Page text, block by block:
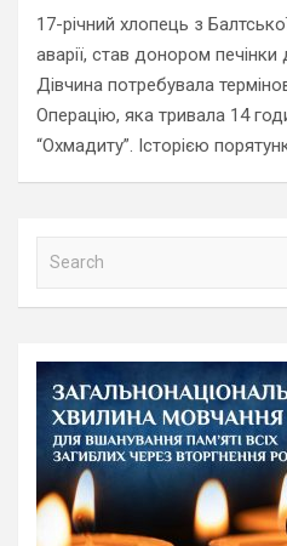
17-річний хлопець з
аварії, став донором печінки
Дівчина потребувала
Операцію, яка тривала 14
“Охмадиту”. Історією
a